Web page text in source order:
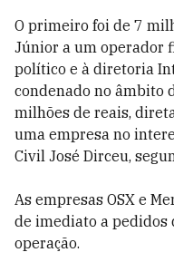
O primeiro foi de 7
Júnior a um operador
político e à diretoria
condenado no âmbito
milhões de reais,
uma empresa no
Civil José Dirceu,
As empresas OSX e
de imediato a pedidos
operação.